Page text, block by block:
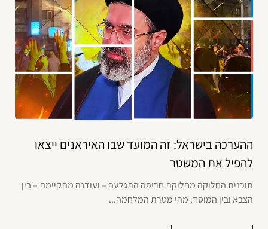
ההערכה בישראל: זה המועד שבו האיראנים ייצאו
להפיל את המשטר
תוכנית החלוקה מחלוקת חריפה התגלעה – ועודנה מתקיימת – בין
הצבא ובין המוסד. מהי מטרת המלחמה...